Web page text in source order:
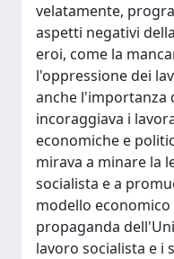
velatamente,
aspetti negativi
eroi, come la
l'oppressione dei
anche l'importanza
incoraggiava i
economiche e
mirava a minare la
socialista e a
modello
propaganda
lavoro socialista e i